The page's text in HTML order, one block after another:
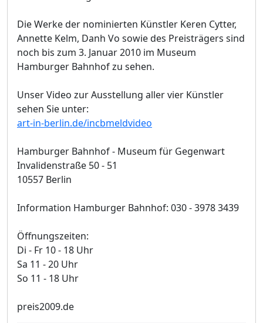
Die Werke der nominierten Künstler Keren Cytter,
Annette Kelm, Danh Vo sowie des Preisträgers sind
noch bis zum 3. Januar 2010 im Museum
Hamburger Bahnhof zu sehen.
Unser Video zur Ausstellung aller vier Künstler
sehen Sie unter:
art-in-berlin.de/incbmeldvideo
Hamburger Bahnhof - Museum für Gegenwart
Invalidenstraße 50 - 51
10557 Berlin
Information Hamburger Bahnhof: 030 - 3978 3439
Öffnungszeiten:
Di - Fr 10 - 18 Uhr
Sa 11 - 20 Uhr
So 11 - 18 Uhr
preis2009.de